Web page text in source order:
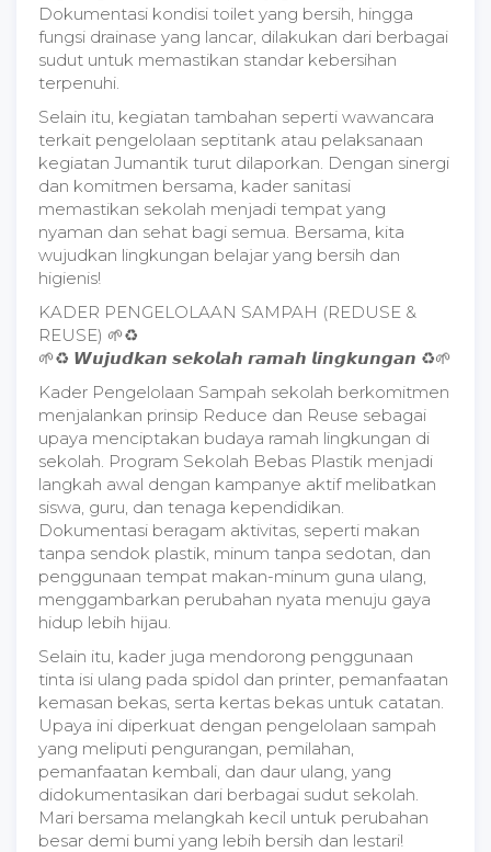
Dokumentasi kondisi toilet yang bersih, hingga
fungsi drainase yang lancar, dilakukan dari berbagai
sudut untuk memastikan standar kebersihan
terpenuhi.
Selain itu, kegiatan tambahan seperti wawancara
terkait pengelolaan septitank atau pelaksanaan
kegiatan Jumantik turut dilaporkan. Dengan sinergi
dan komitmen bersama, kader sanitasi
memastikan sekolah menjadi tempat yang
nyaman dan sehat bagi semua. Bersama, kita
wujudkan lingkungan belajar yang bersih dan
higienis!
KADER PENGELOLAAN SAMPAH (REDUSE &
REUSE) 🌱♻
🌱♻ 𝙒𝙪𝙟𝙪𝙙𝙠𝙖𝙣 𝙨𝙚𝙠𝙤𝙡𝙖𝙝 𝙧𝙖𝙢𝙖𝙝 𝙡𝙞𝙣𝙜𝙠𝙪𝙣𝙜𝙖𝙣 ♻🌱
Kader Pengelolaan Sampah sekolah berkomitmen
menjalankan prinsip Reduce dan Reuse sebagai
upaya menciptakan budaya ramah lingkungan di
sekolah. Program Sekolah Bebas Plastik menjadi
langkah awal dengan kampanye aktif melibatkan
siswa, guru, dan tenaga kependidikan.
Dokumentasi beragam aktivitas, seperti makan
tanpa sendok plastik, minum tanpa sedotan, dan
penggunaan tempat makan-minum guna ulang,
menggambarkan perubahan nyata menuju gaya
hidup lebih hijau.
Selain itu, kader juga mendorong penggunaan
tinta isi ulang pada spidol dan printer, pemanfaatan
kemasan bekas, serta kertas bekas untuk catatan.
Upaya ini diperkuat dengan pengelolaan sampah
yang meliputi pengurangan, pemilahan,
pemanfaatan kembali, dan daur ulang, yang
didokumentasikan dari berbagai sudut sekolah.
Mari bersama melangkah kecil untuk perubahan
besar demi bumi yang lebih bersih dan lestari!